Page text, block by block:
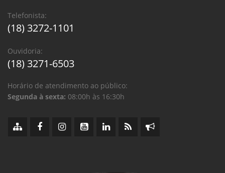
Telefonista:
(18) 3272-1101
Ouvidoria:
(18) 3271-6503
Horário de atendimento ao público:
Segunda à sexta: 08:00h às 16:30h